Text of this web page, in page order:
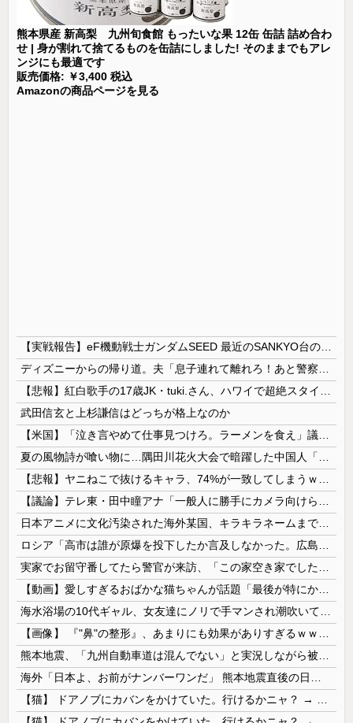
熊本県産 新高梨 九州旬食館 もったいな果 12缶 缶詰 詰め合わ
せ | 身が割れて捨てるものを缶詰にしました! そのままでもアレ
ンジにも最適です
販売価格: ￥3,400 税込
Amazonの商品ページを見る
武田信玄と上杉謙信はどっちが格上なのか